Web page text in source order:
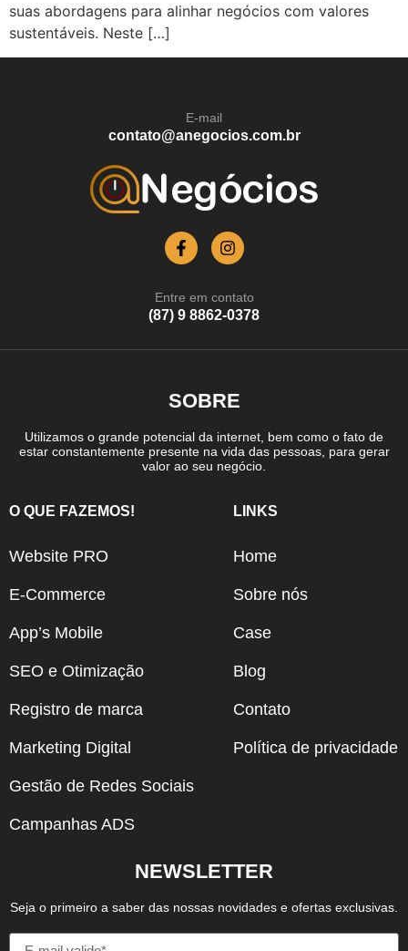
suas abordagens para alinhar negócios com valores
sustentáveis. Neste […]
E-mail
contato@anegocios.com.br
Entre em contato
(87) 9 8862-0378
SOBRE
Utilizamos o grande potencial da internet, bem como o fato de
estar constantemente presente na vida das pessoas, para gerar
valor ao seu negócio.
O QUE FAZEMOS!
Website PRO
E-Commerce
App’s Mobile
SEO e Otimização
Registro de marca
Marketing Digital
Gestão de Redes Sociais
Campanhas ADS
LINKS
Home
Sobre nós
Case
Blog
Contato
Política de privacidade
NEWSLETTER
Seja o primeiro a saber das nossas novidades e ofertas exclusivas.